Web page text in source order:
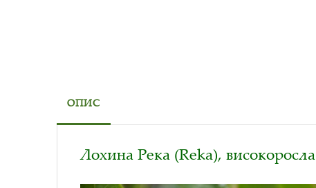
ОПИС
Лохина Река (Reka), високоросла